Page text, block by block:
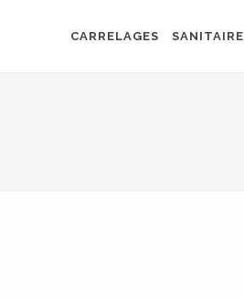
CARRELAGES SANITAIRE